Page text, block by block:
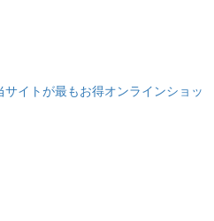
サイトが最もお得オンラインショッ